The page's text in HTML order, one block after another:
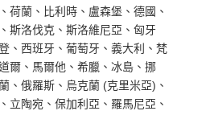
荷蘭、比利時、盧森堡、德國、
斯洛伐克、斯洛維尼亞、匈牙
、西班牙、葡萄牙、義大利、梵
爾、馬爾他、希臘、冰島、挪
、俄羅斯、烏克蘭 (克里米亞)、
立陶宛、保加利亞、羅馬尼亞、